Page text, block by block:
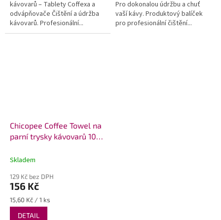
kávovarů – Tablety Coffexa a
odvápňovače Čištění a údržba
kávovarů. Profesionální...
Pro dokonalou údržbu a chuť
vaší kávy. Produktový balíček
pro profesionální čištění...
Chicopee Coffee Towel na
parní trysky kávovarů 10
Skladem
129 Kč bez DPH
156 Kč
Měrná
cena:
15,60 Kč / 1 ks
DETAIL